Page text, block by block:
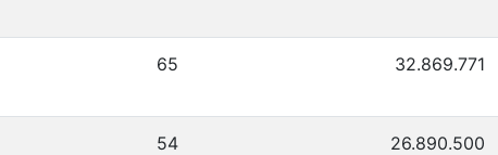
65 32.869.771
54 26.890.500